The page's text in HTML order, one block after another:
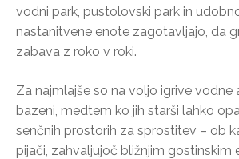
vodni park, pustolovski park in
nastanitvene enote zagotavljajo, da
zabava z roko v roki.
Za najmlajše so na voljo igrive vodne
bazeni, medtem ko jih starši lahko
senčnih prostorih za sprostitev – ob
pijači, zahvaljujoč bližnjim gostinskim